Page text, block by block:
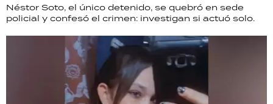
Néstor Soto, el único detenido, se quebró en sede
policial y confesó el crimen: investigan si actuó solo.